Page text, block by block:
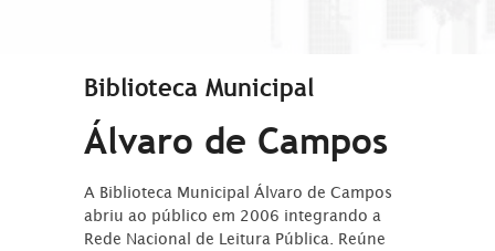
Biblioteca Municipal
Álvaro de Campos
A Biblioteca Municipal Álvaro de Campos
abriu ao público em 2006 integrando a
Rede Nacional de Leitura Pública. Reúne